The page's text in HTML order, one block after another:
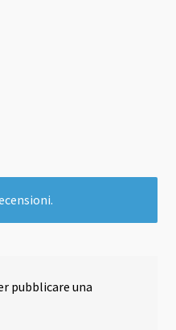
pubblicare una